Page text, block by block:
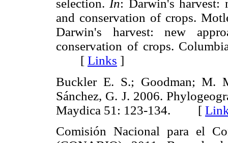
selection.In: Darwin's harvest:
and conservation of crops.
Darwin's harvest: new
conservation of crops.
[ Links ]
Buckler E. S.; Goodman; M.
Sánchez, G. J. 2006.
Maydica 51: 123-134. [
Comisión Nacional para el